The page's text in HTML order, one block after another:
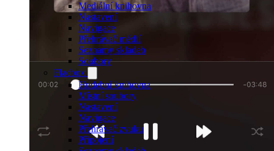
Mediální knihovna
Nastavení
Navigace
Přehrávač médií
Seznamy skladeb
Soubory
Flacbox
Hudební knihovna
Místní soubory
Nastavení
Navigace
Přehrávač zvuku
Připojení